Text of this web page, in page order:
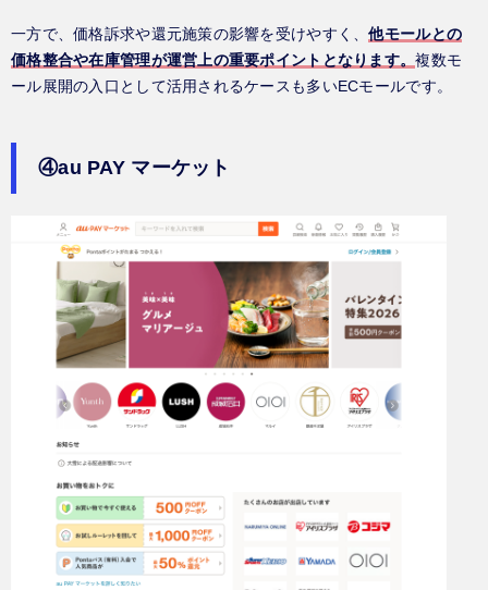
一方で、価格訴求や還元施策の影響を受けやすく、他モールとの
価格整合や在庫管理が運営上の重要ポイントとなります。複数モ
ール展開の入口として活用されるケースも多いECモールです。
④au PAY マーケット